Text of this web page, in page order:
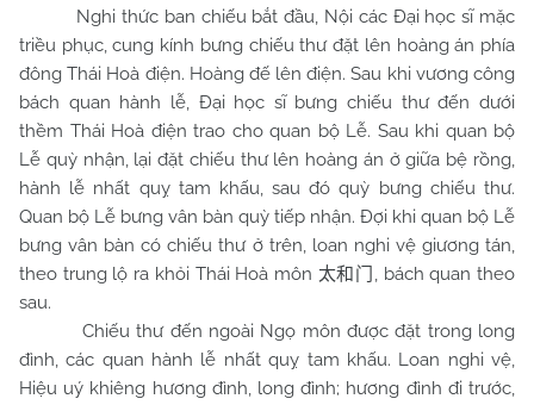
Nghi thức ban chiếu bắt đầu, Nội các Đại học sĩ mặc
triều phục, cung kính bưng chiếu thư đặt lên hoàng án phía
đông Thái Hoà điện. Hoàng đế lên điện. Sau khi vương công
bách quan hành lễ, Đại học sĩ bưng chiếu thư đến dưới
thềm Thái Hoà điện trao cho quan bộ Lễ. Sau khi quan bộ
Lễ quỳ nhận, lại đặt chiếu thư lên hoàng án ở giữa bệ rồng,
hành lễ nhất quỵ tam khấu, sau đó quỳ bưng chiếu thư.
Quan bộ Lễ bưng vân bàn quỳ tiếp nhận. Đợi khi quan bộ Lễ
bưng vân bàn có chiếu thư ở trên, loan nghi vệ giương tán,
theo trung lộ ra khỏi Thái Hoà môn 太和门 , bách quan theo
sau.
Chiếu thư đến ngoài Ngọ môn được đặt trong long
đình, các quan hành lễ nhất quỵ tam khấu. Loan nghi vệ,
Hiệu uý khiêng hương đình, long đình; hương đình đi trước,